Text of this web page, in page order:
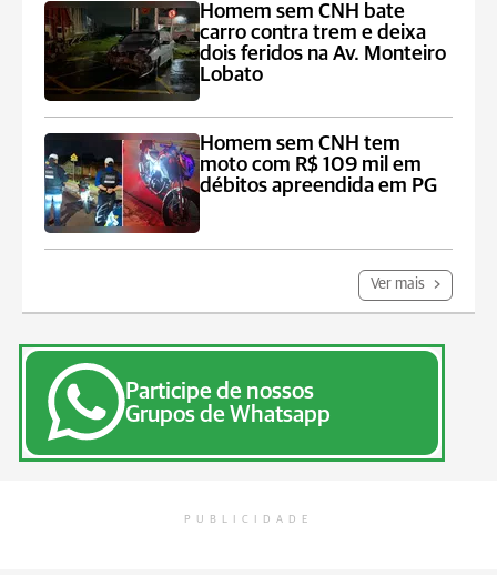
Homem sem CNH bate
carro contra trem e deixa
dois feridos na Av. Monteiro
Lobato
Homem sem CNH tem
moto com R$ 109 mil em
débitos apreendida em PG
Ver mais
Participe de nossos
Grupos de Whatsapp
PUBLICIDADE